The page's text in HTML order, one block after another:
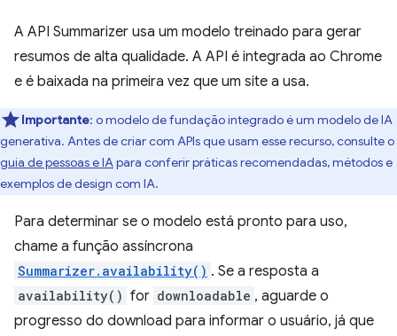
A API Summarizer usa um modelo treinado para gerar
resumos de alta qualidade. A API é integrada ao Chrome
e é baixada na primeira vez que um site a usa.
Importante: o modelo de fundação integrado é um modelo de IA
generativa. Antes de criar com APIs que usam esse recurso, consulte o
guia de pessoas e IApara conferir práticas recomendadas, métodos e
exemplos de design com IA.
Para determinar se o modelo está pronto para uso,
chame a função assíncrona
Summarizer.availability() . Se a resposta a
availability() for downloadable , aguarde o
progresso do download para informar o usuário, já que